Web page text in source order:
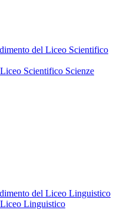
del Liceo Scientifico
Scientifico Scienze
del Liceo Linguistico
Linguistico